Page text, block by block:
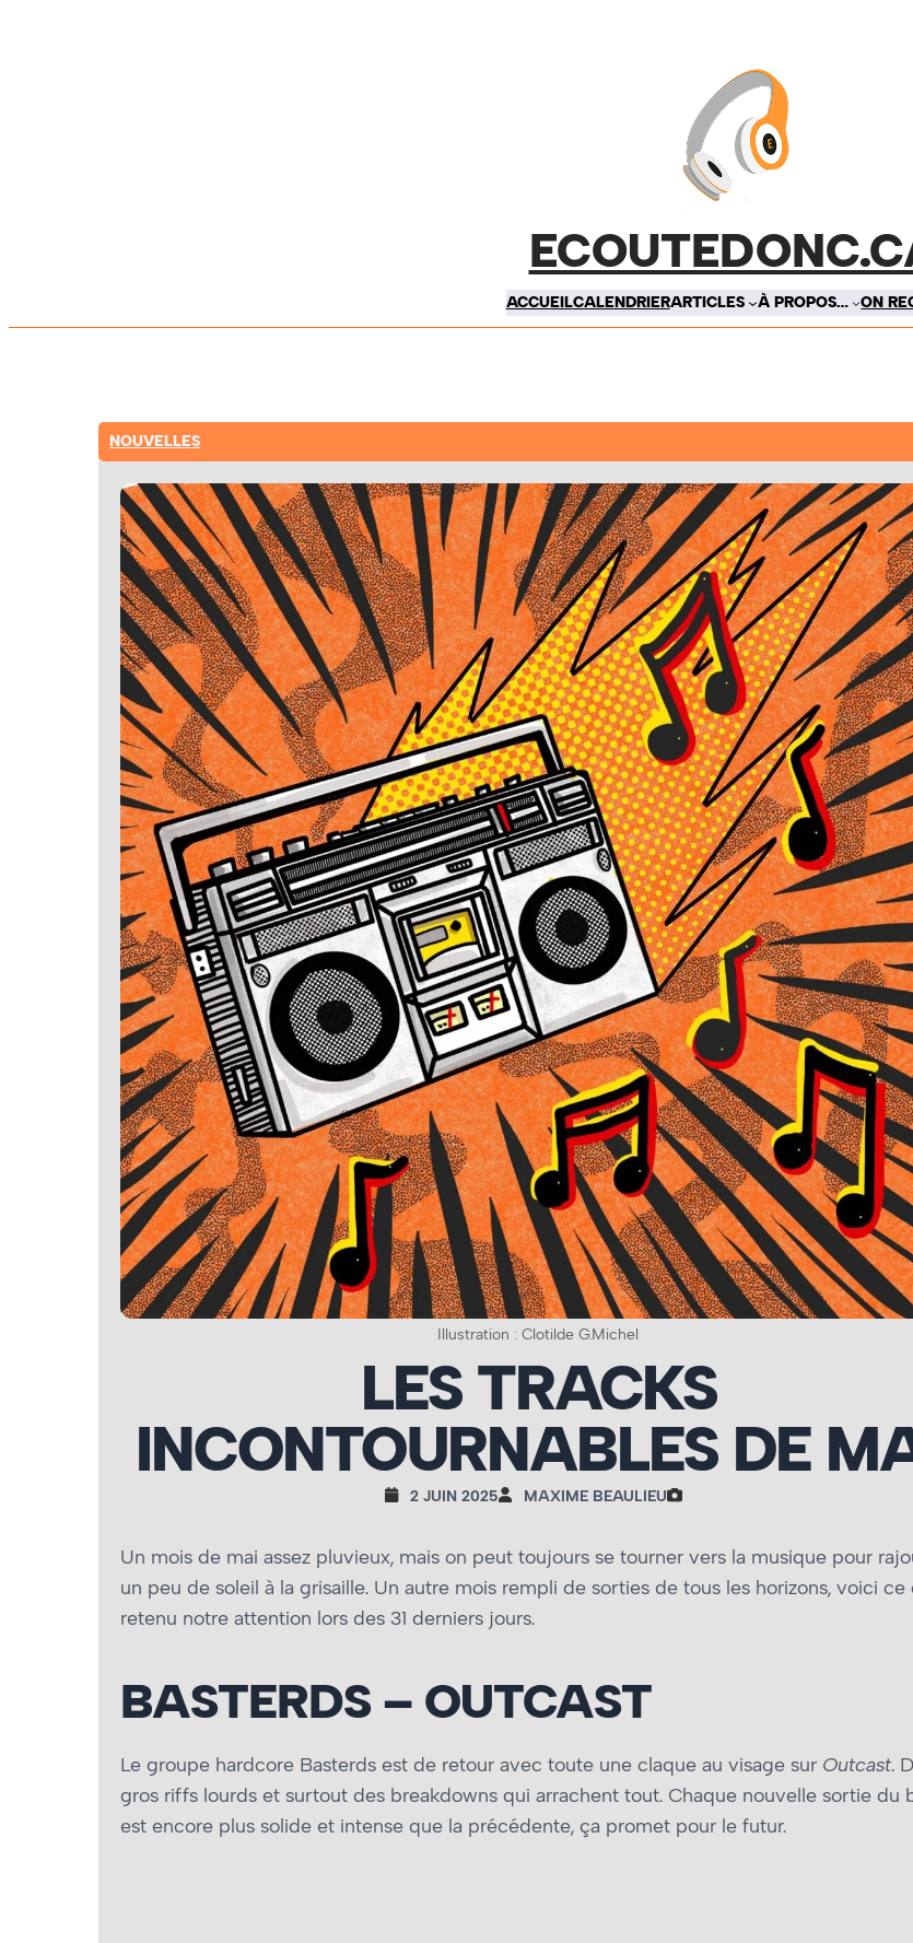
ACCUEILCALENDRIERARTICLES À PROPOS… ON
NOUVELLES
Illustration : Clotilde G.Michel
LES TRACKS
INCONTOURNABLES DE
2 JUIN 2025 MAXIME BEAULIEU
Un mois de mai assez pluvieux, mais on peut toujours se tourner vers la musique pour
un peu de soleil à la grisaille. Un autre mois rempli de sorties de tous les horizons, voici ce
retenu notre attention lors des 31 derniers jours.
BASTERDS – OUTCAST
Le groupe hardcore Basterds est de retour avec toute une claque au visage sur Outcast.
gros riffs lourds et surtout des breakdowns qui arrachent tout. Chaque nouvelle sortie du
est encore plus solide et intense que la précédente, ça promet pour le futur.